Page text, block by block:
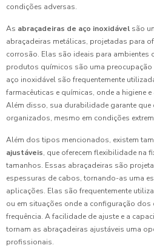
condições adversas.
As abraçadeiras de aço inoxidável são
abraçadeiras metálicas, projetadas para
corrosão. Elas são ideais para ambientes
produtos químicos são uma
aço inoxidável são frequentemente
farmacêuticas e químicas, onde a higiene
Além disso, sua durabilidade garante que
organizados, mesmo em condições
Além dos tipos mencionados, existem
ajustáveis, que oferecem flexibilidade na
tamanhos. Essas abraçadeiras são
espessuras de cabos, tornando-as uma
aplicações. Elas são frequentemente
ou em situações onde a configuração
frequência. A facilidade de ajuste e a
tornam as abraçadeiras ajustáveis uma
profissionais.